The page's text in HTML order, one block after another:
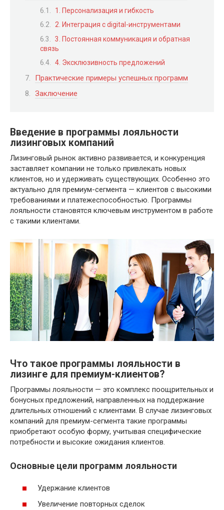
1. Персонализация и гибкость
2. Интеграция с digital-инструментами
3. Постоянная коммуникация и обратная
связь
4. Эксклюзивность предложений
Практические примеры успешных программ
Заключение
Введение в программы лояльности
лизинговых компаний
Лизинговый рынок активно развивается, и конкуренция
заставляет компании не только привлекать новых
клиентов, но и удерживать существующих. Особенно это
актуально для премиум-сегмента — клиентов с высокими
требованиями и платежеспособностью. Программы
лояльности становятся ключевым инструментом в работе
с такими клиентами.
Что такое программы лояльности в
лизинге для премиум-клиентов?
Программы лояльности — это комплекс поощрительных и
бонусных предложений, направленных на поддержание
длительных отношений с клиентами. В случае лизинговых
компаний для премиум-сегмента такие программы
приобретают особую форму, учитывая специфические
потребности и высокие ожидания клиентов.
Основные цели программ лояльности
Удержание клиентов
Увеличение повторных сделок